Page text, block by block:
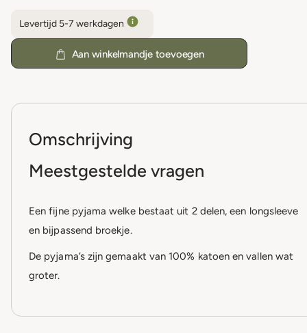
Levertijd 5-7 werkdagen
Aan winkelmandje toevoegen
Omschrijving
Meestgestelde vragen
Een fijne pyjama welke bestaat uit 2 delen, een longsleeve
en bijpassend broekje.
De pyjama’s zijn gemaakt van 100% katoen en vallen wat
groter.